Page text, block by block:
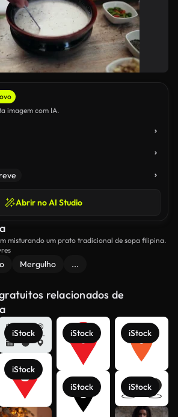
imagem com IA.
Abrir no AI Studio
misturando um prato tradicional de sopa filipina.
Mergulho ...
relacionados de
iStock
iStock
iStock
iStock
iStock
iStock